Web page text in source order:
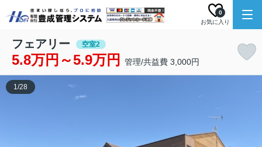
お気に入り
0
フェアリー 空室2
5.8万円～5.9万円 管理/共益費 3,000円
1/28